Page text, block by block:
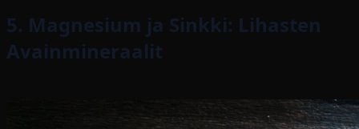
5. Magnesium ja Sinkki: Lihasten
Avainmineraalit